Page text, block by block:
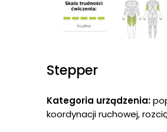
Stepper
Kategoria urządzenia:
koordynacji ruchowej,